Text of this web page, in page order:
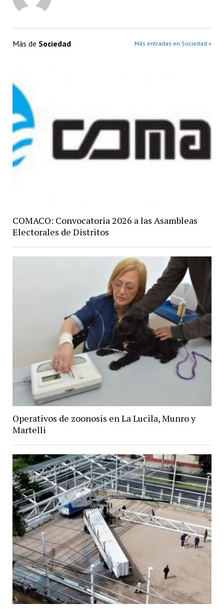
Más de Sociedad Más entradas en Sociedad »
COMACO: Convocatoria 2026 a las Asambleas
Electorales de Distritos
Operativos de zoonosis en La Lucila, Munro y
Martelli